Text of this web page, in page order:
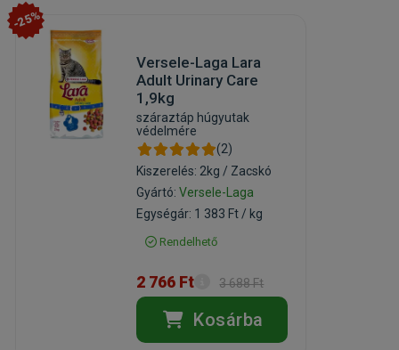
-25%
Versele-Laga Lara
Adult Urinary Care
1,9kg
száraztáp húgyutak
védelmére
(2)
Kiszerelés: 2kg / Zacskó
Gyártó:Versele-Laga
Egységár: 1 383 Ft / kg
Rendelhető
2 766 Ft 3 688 Ft
Kosárba